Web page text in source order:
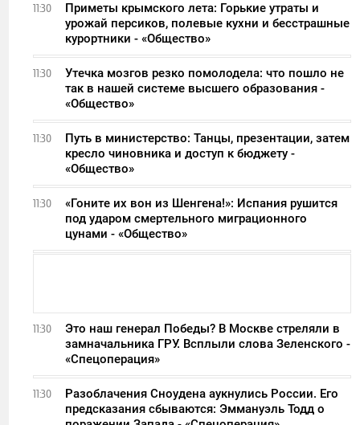
11:30
Приметы крымского лета: Горькие утраты и
урожай персиков, полевые кухни и бесстрашные
курортники - «Общество»
11:30
Утечка мозгов резко помолодела: что пошло не
так в нашей системе высшего образования -
«Общество»
11:30
Путь в министерство: Танцы, презентации, затем
кресло чиновника и доступ к бюджету -
«Общество»
11:30
«Гоните их вон из Шенгена!»: Испания рушится
под ударом смертельного миграционного
цунами - «Общество»
11:30
Это наш генерал Победы? В Москве стреляли в
замначальника ГРУ. Всплыли слова Зеленского -
«Спецоперация»
11:30
Разоблачения Сноудена аукнулись России. Его
предсказания сбываются: Эммануэль Тодд о